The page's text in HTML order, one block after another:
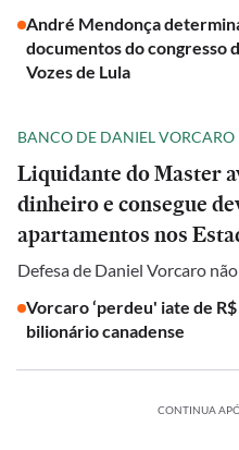
André Mendonça
documentos do congresso
Vozes de Lula
BANCO DE DANIEL VORCARO
Liquidante do Master
dinheiro e consegue
apartamentos nos
Defesa de Daniel Vorcaro
Vorcaro ‘perdeu' iate de
bilionário canadense
CONTINUA